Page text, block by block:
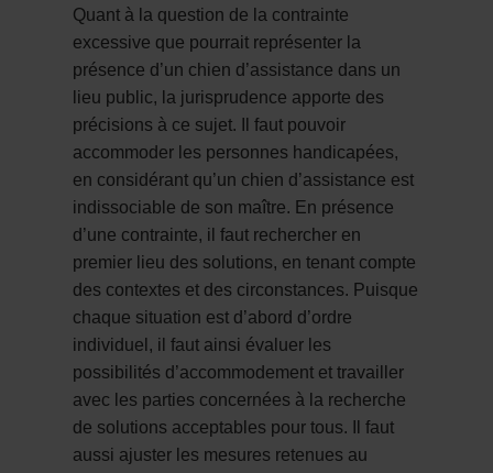
Quant à la question de la contrainte
excessive que pourrait représenter la
présence d’un chien d’assistance dans un
lieu public, la jurisprudence apporte des
précisions à ce sujet. Il faut pouvoir
accommoder les personnes handicapées,
en considérant qu’un chien d’assistance est
indissociable de son maître. En présence
d’une contrainte, il faut rechercher en
premier lieu des solutions, en tenant compte
des contextes et des circonstances. Puisque
chaque situation est d’abord d’ordre
individuel, il faut ainsi évaluer les
possibilités d’accommodement et travailler
avec les parties concernées à la recherche
de solutions acceptables pour tous. Il faut
aussi ajuster les mesures retenues au